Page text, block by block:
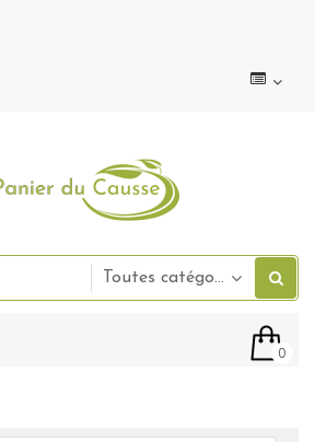
Toutes catégories
0